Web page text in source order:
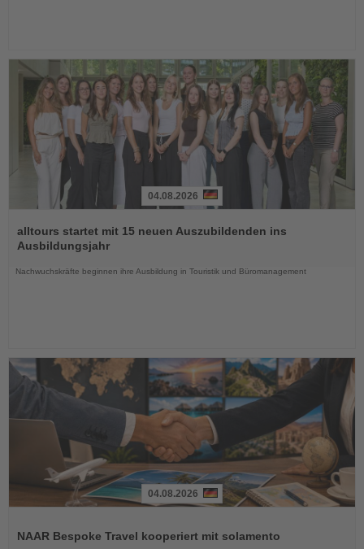
Sie
die
04.08.2026
alltours startet mit 15 neuen Auszubildenden ins
Ausbildungsjahr
Nachwuchskräfte beginnen ihre Ausbildung in Touristik und Büromanagement
die
04.08.2026
NAAR Bespoke Travel kooperiert mit solamento